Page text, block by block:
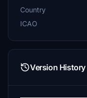
Country
ICAO
Version History